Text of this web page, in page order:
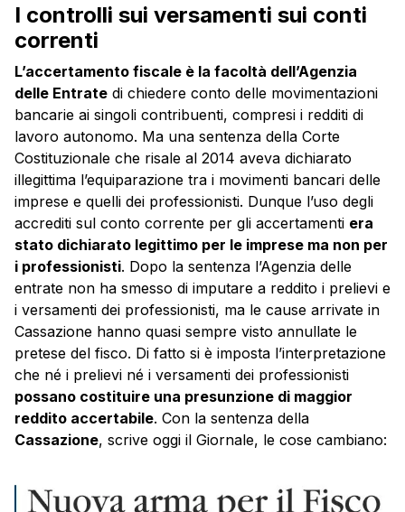
I controlli sui versamenti sui conti
correnti
L’accertamento fiscale è la facoltà dell’Agenzia
delle Entrate di chiedere conto delle movimentazioni
bancarie ai singoli contribuenti, compresi i redditi di
lavoro autonomo. Ma una sentenza della Corte
Costituzionale che risale al 2014 aveva dichiarato
illegittima l’equiparazione tra i movimenti bancari delle
imprese e quelli dei professionisti. Dunque l’uso degli
accrediti sul conto corrente per gli accertamenti era
stato dichiarato legittimo per le imprese ma non per
i professionisti. Dopo la sentenza l’Agenzia delle
entrate non ha smesso di imputare a reddito i prelievi e
i versamenti dei professionisti, ma le cause arrivate in
Cassazione hanno quasi sempre visto annullate le
pretese del fisco. Di fatto si è imposta l’interpretazione
che né i prelievi né i versamenti dei professionisti
possano costituire una presunzione di maggior
reddito accertabile. Con la sentenza della
Cassazione, scrive oggi il Giornale, le cose cambiano: